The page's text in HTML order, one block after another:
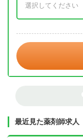
最近見た薬剤師求人